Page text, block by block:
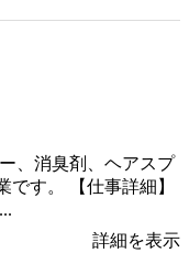
、消臭剤、ヘアスプ
です。 【仕事詳細】
詳細を表示